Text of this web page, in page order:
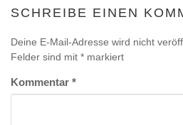
SCHREIBE EINEN
Deine E-Mail-Adresse wird nicht
Felder sind mit * markiert
Kommentar *